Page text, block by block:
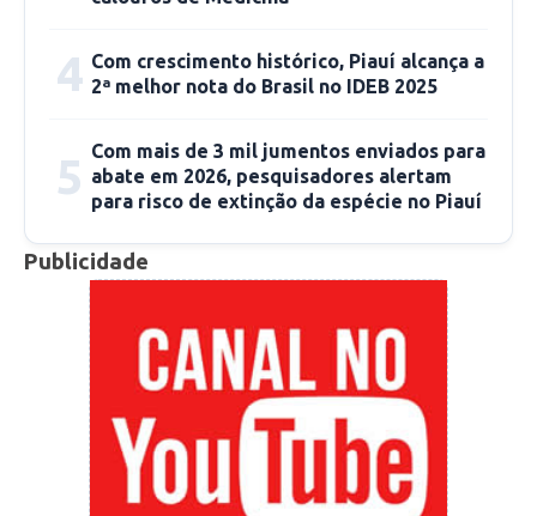
4 Com crescimento histórico, Piauí alcança a
2ª melhor nota do Brasil no IDEB 2025
5 Com mais de 3 mil jumentos enviados para
abate em 2026, pesquisadores alertam
para risco de extinção da espécie no Piauí
Publicidade